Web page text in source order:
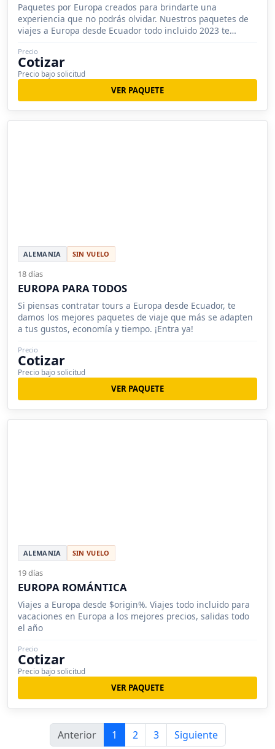
Paquetes por Europa creados para brindarte una
experiencia que no podrás olvidar. Nuestros paquetes de
viajes a Europa desde Ecuador todo incluido 2023 te
Precio
Cotizar
Precio bajo solicitud
VER PAQUETE
ALEMANIA SIN VUELO
18 días
EUROPA PARA TODOS
Si piensas contratar tours a Europa desde Ecuador, te
damos los mejores paquetes de viaje que más se adapten
a tus gustos, economía y tiempo. ¡Entra ya!
Precio
Cotizar
Precio bajo solicitud
VER PAQUETE
ALEMANIA SIN VUELO
19 días
EUROPA ROMÁNTICA
Viajes a Europa desde $origin%. Viajes todo incluido para
vacaciones en Europa a los mejores precios, salidas todo
el año
Precio
Cotizar
Precio bajo solicitud
VER PAQUETE
Anterior 1 2 3 Siguiente